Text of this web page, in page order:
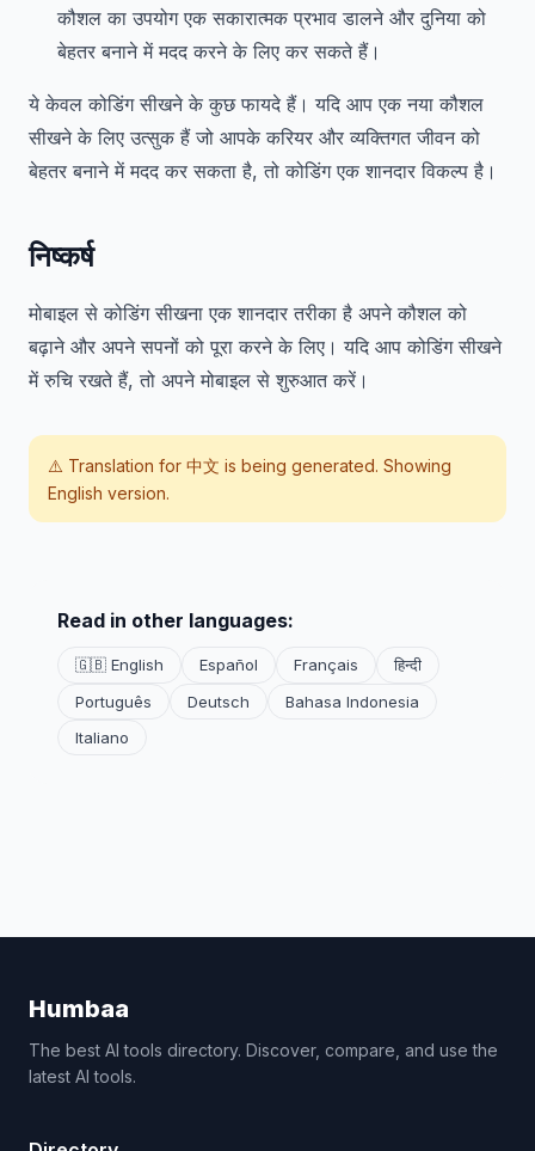
कौशल का उपयोग एक सकारात्मक प्रभाव डालने और दुनिया को
बेहतर बनाने में मदद करने के लिए कर सकते हैं।
ये केवल कोडिंग सीखने के कुछ फायदे हैं। यदि आप एक नया कौशल
सीखने के लिए उत्सुक हैं जो आपके करियर और व्यक्तिगत जीवन को
बेहतर बनाने में मदद कर सकता है, तो कोडिंग एक शानदार विकल्प है।
निष्कर्ष
मोबाइल से कोडिंग सीखना एक शानदार तरीका है अपने कौशल को
बढ़ाने और अपने सपनों को पूरा करने के लिए। यदि आप कोडिंग सीखने
में रुचि रखते हैं, तो अपने मोबाइल से शुरुआत करें।
⚠️ Translation for 中文 is being generated. Showing
English version.
Read in other languages:
🇬🇧 English Español Français
हिन्दी
Português
Deutsch
Bahasa Indonesia
Italiano
Humbaa
The best AI tools directory. Discover, compare, and use the
latest AI tools.